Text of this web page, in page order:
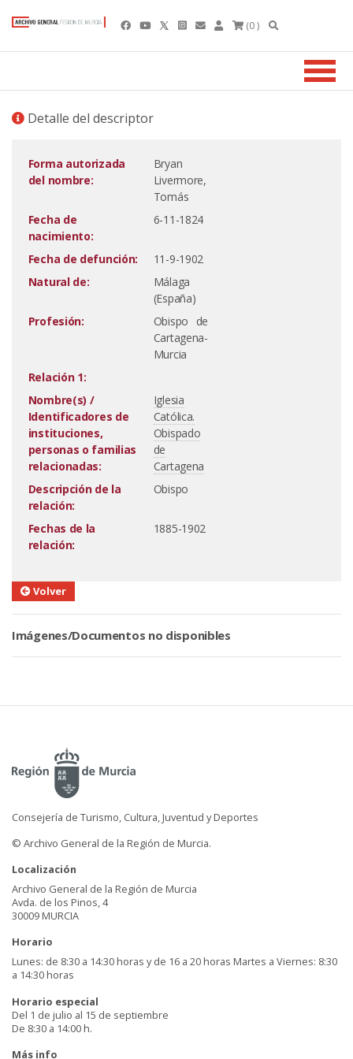
(0 )
Detalle del descriptor
Forma autorizada
del nombre:
Bryan
Livermore,
Tomás
Fecha de
nacimiento:
6-11-1824
Fecha de defunción:
11-9-1902
Natural de:
Málaga
(España)
Profesión:
Obispo de
Cartagena-
Murcia
Relación 1:
Nombre(s) /
Identificadores de
instituciones,
personas o familias
relacionadas:
Iglesia
Católica.
Obispado
de
Cartagena
Descripción de la
relación:
Obispo
Fechas de la
relación:
1885-1902
Volver
Imágenes/Documentos no disponibles
Consejería de Turismo, Cultura, Juventud y Deportes
© Archivo General de la Región de Murcia.
Localización
Archivo General de la Región de Murcia
Avda. de los Pinos, 4
30009 MURCIA
Horario
Lunes: de 8:30 a 14:30 horas y de 16 a 20 horas Martes a Viernes: 8:30
a 14:30 horas
Horario especial
Del 1 de julio al 15 de septiembre
De 8:30 a 14:00 h.
Más info